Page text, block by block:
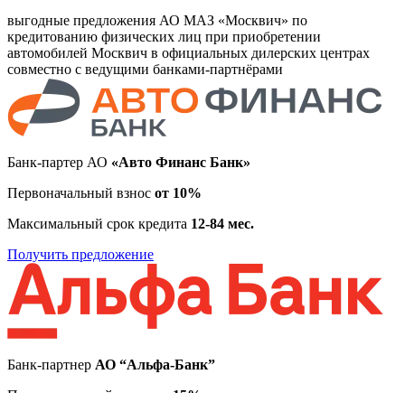
выгодные предложения АО МАЗ «Москвич» по
кредитованию физических лиц при приобретении
автомобилей Москвич в официальных дилерских центрах
совместно с ведущими банками-партнёрами
Банк-партер АО «Авто Финанс Банк»
Первоначальный взнос от 10%
Максимальный срок кредита 12-84 мес.
Получить предложение
Банк-партнер АО “Альфа-Банк”